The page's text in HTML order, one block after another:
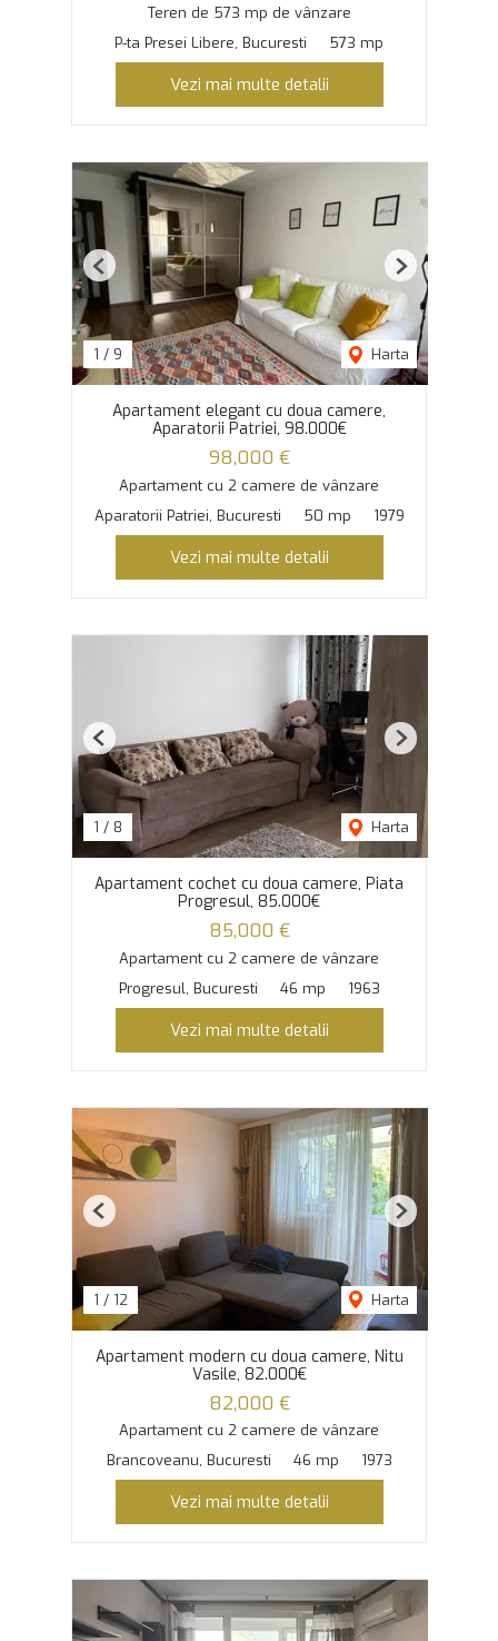
Teren de 573 mp de vânzare
P-ta Presei Libere, Bucuresti
573 mp
Vezi mai multe detalii
1 / 9 Harta
Previous Next
Apartament elegant cu doua camere,
Aparatorii Patriei, 98.000€
98,000 €
Apartament cu 2 camere de vânzare
Aparatorii Patriei, Bucuresti
50 mp 1979
Vezi mai multe detalii
1 / 8 Harta
Previous Next
Apartament cochet cu doua camere, Piata
Progresul, 85.000€
85,000 €
Apartament cu 2 camere de vânzare
Progresul, Bucuresti
46 mp 1963
Vezi mai multe detalii
1 / 12 Harta
Previous Next
Apartament modern cu doua camere, Nitu
Vasile, 82.000€
82,000 €
Apartament cu 2 camere de vânzare
Brancoveanu, Bucuresti
46 mp 1973
Vezi mai multe detalii